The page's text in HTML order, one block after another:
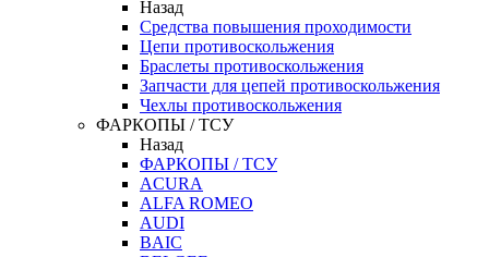
Назад
Средства повышения проходимости
Цепи противоскольжения
Браслеты противоскольжения
Запчасти для цепей противоскольжения
Чехлы противоскольжения
ФАРКОПЫ / ТСУ
Назад
ФАРКОПЫ / ТСУ
ACURA
ALFA ROMEO
AUDI
BAIC